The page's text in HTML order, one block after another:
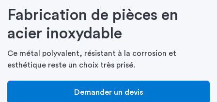
Fabrication de pièces en
acier inoxydable
Ce métal polyvalent, résistant à la corrosion et
esthétique reste un choix très prisé.
Demander un devis